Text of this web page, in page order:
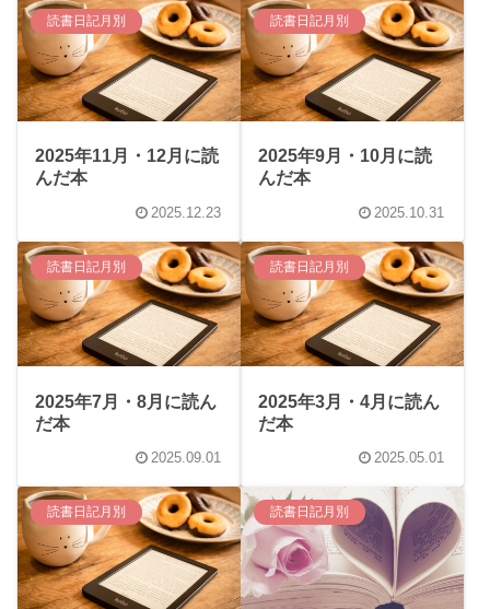
読書日記月別
2025年11月・12月に読
んだ本
2025.12.23
読書日記月別
2025年9月・10月に読
んだ本
2025.10.31
読書日記月別
2025年7月・8月に読ん
だ本
2025.09.01
読書日記月別
2025年3月・4月に読ん
だ本
2025.05.01
読書日記月別 読書日記月別